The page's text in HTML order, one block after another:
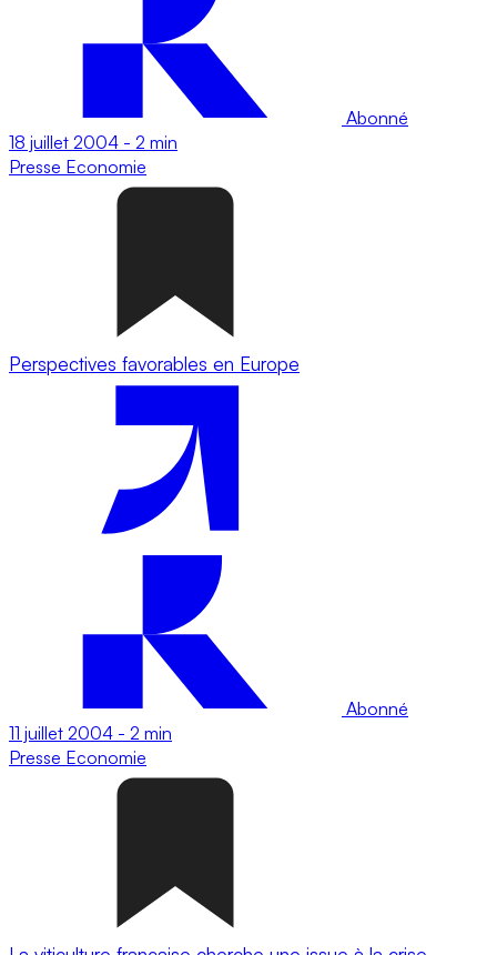
Abonné
18 juillet 2004 - 2 min
Presse Economie
Perspectives favorables en Europe
Abonné
11 juillet 2004 - 2 min
Presse Economie